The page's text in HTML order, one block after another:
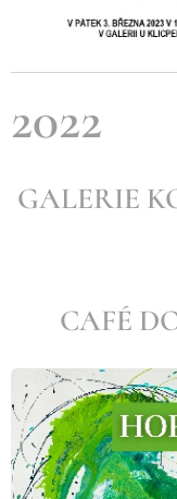
2022
GALERIE
CAFÉ